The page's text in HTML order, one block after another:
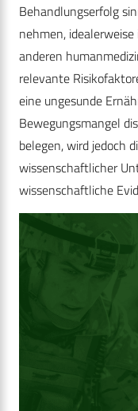
Behandlungserfolg
nehmen,
anderen
relevante
eine ungesunde
Bewegungsmangel
belegen, wird jedoch
wissenschaftlicher
wissenschaftliche